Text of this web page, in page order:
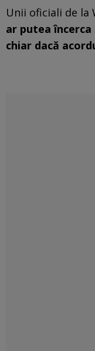
Unii oficiali de la
ar putea încerca
chiar dacă